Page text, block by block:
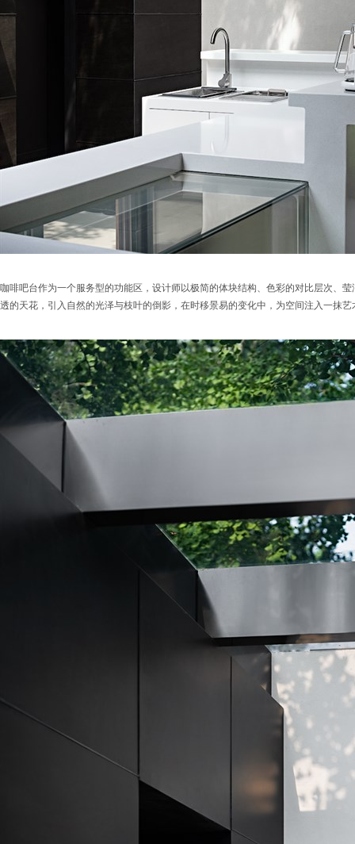
咖啡吧台作为一个服务型的功能区，设计师以极简的体块结构、色彩的对比层次、
透的天花，引入自然的光泽与枝叶的倒影，在时移景易的变化中，为空间注入一抹艺